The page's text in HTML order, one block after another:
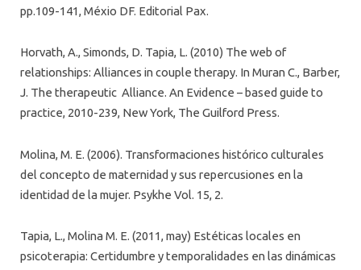
pp.109-141, Méxio DF. Editorial Pax.
Horvath, A., Simonds, D. Tapia, L. (2010) The web of
relationships: Alliances in couple therapy. In Muran C., Barber,
J. The therapeutic Alliance. An Evidence – based guide to
practice, 2010-239, New York, The Guilford Press.
Molina, M. E. (2006). Transformaciones histórico culturales
del concepto de maternidad y sus repercusiones en la
identidad de la mujer. Psykhe Vol. 15, 2.
Tapia, L., Molina M. E. (2011, may) Estéticas locales en
psicoterapia: Certidumbre y temporalidades en las dinámicas